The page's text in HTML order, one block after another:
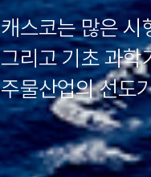
30년 이상의 경
경쟁력을 엔진 삼
성공적인 미래를